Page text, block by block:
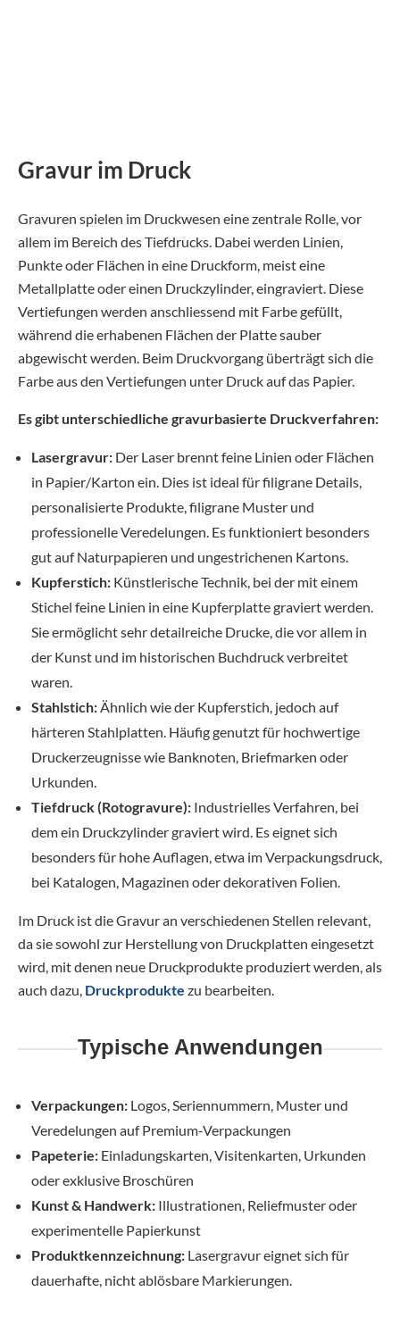
Gravur im Druck
Gravuren spielen im Druckwesen eine zentrale Rolle, vor
allem im Bereich des Tiefdrucks. Dabei werden Linien,
Punkte oder Flächen in eine Druckform, meist eine
Metallplatte oder einen Druckzylinder, eingraviert. Diese
Vertiefungen werden anschliessend mit Farbe gefüllt,
während die erhabenen Flächen der Platte sauber
abgewischt werden. Beim Druckvorgang überträgt sich die
Farbe aus den Vertiefungen unter Druck auf das Papier.
Es gibt unterschiedliche gravurbasierte Druckverfahren:
Lasergravur: Der Laser brennt feine Linien oder Flächen
in Papier/Karton ein. Dies ist ideal für filigrane Details,
personalisierte Produkte, filigrane Muster und
professionelle Veredelungen. Es funktioniert besonders
gut auf Naturpapieren und ungestrichenen Kartons.
Kupferstich: Künstlerische Technik, bei der mit einem
Stichel feine Linien in eine Kupferplatte graviert werden.
Sie ermöglicht sehr detailreiche Drucke, die vor allem in
der Kunst und im historischen Buchdruck verbreitet
waren.
Stahlstich:Ähnlich wie der Kupferstich, jedoch auf
härteren Stahlplatten. Häufig genutzt für hochwertige
Druckerzeugnisse wie Banknoten, Briefmarken oder
Urkunden.
Tiefdruck (Rotogravure): Industrielles Verfahren, bei
dem ein Druckzylinder graviert wird. Es eignet sich
besonders für hohe Auflagen, etwa im Verpackungsdruck,
bei Katalogen, Magazinen oder dekorativen Folien.
Im Druck ist die Gravur an verschiedenen Stellen relevant,
da sie sowohl zur Herstellung von Druckplatten eingesetzt
wird, mit denen neue Druckprodukte produziert werden, als
auch dazu, Druckprodukte zu bearbeiten.
Typische Anwendungen
Verpackungen: Logos, Seriennummern, Muster und
Veredelungen auf Premium-Verpackungen
Papeterie: Einladungskarten, Visitenkarten, Urkunden
oder exklusive Broschüren
Kunst & Handwerk: Illustrationen, Reliefmuster oder
experimentelle Papierkunst
Produktkennzeichnung: Lasergravur eignet sich für
dauerhafte, nicht ablösbare Markierungen.